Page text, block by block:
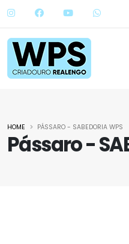
Pássaro -
HOME PÁSSARO - SABEDORIA WPS